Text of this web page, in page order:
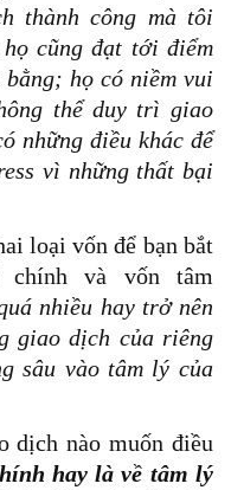
thành công mà tôi
cũng đạt tới điểm
bằng; họ có niềm vui
thể duy trì giao
những điều khác để
vì những thất bại
loại vốn để bạn bắt
và vốn tâm
nhiều hay trở nên
giao dịch của riêng
sâu vào tâm lý của
dịch nào muốn điều
hay là về tâm lý